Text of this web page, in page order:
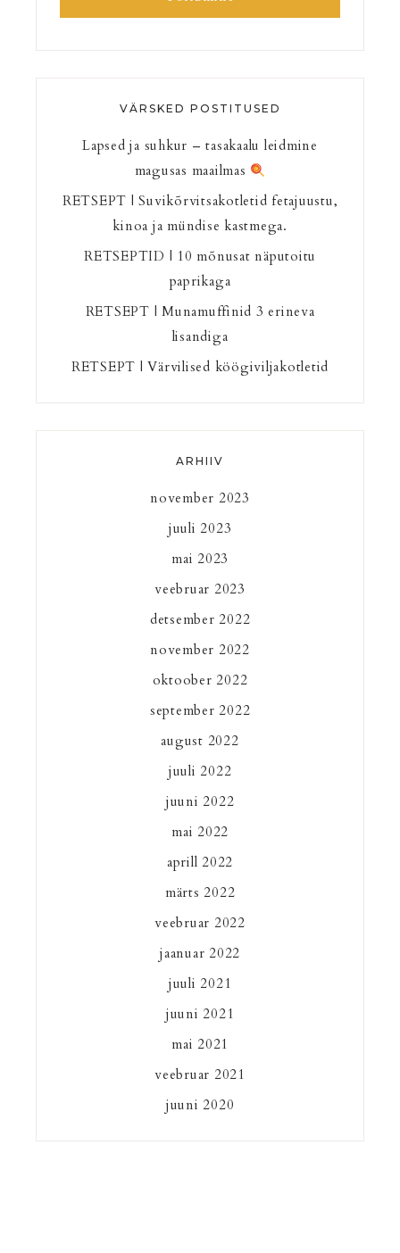
VÄRSKED POSTITUSED
Lapsed ja suhkur – tasakaalu leidmine
magusas maailmas
RETSEPT | Suvikõrvitsakotletid fetajuustu,
kinoa ja mündise kastmega.
RETSEPTID | 10 mõnusat näputoitu
paprikaga
RETSEPT | Munamuffinid 3 erineva
lisandiga
RETSEPT | Värvilised köögiviljakotletid
ARHIIV
november 2023
juuli 2023
mai 2023
veebruar 2023
detsember 2022
november 2022
oktoober 2022
september 2022
august 2022
juuli 2022
juuni 2022
mai 2022
aprill 2022
märts 2022
veebruar 2022
jaanuar 2022
juuli 2021
juuni 2021
mai 2021
veebruar 2021
juuni 2020